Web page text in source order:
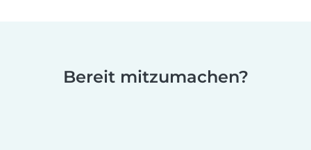
Bereit mitzumachen?